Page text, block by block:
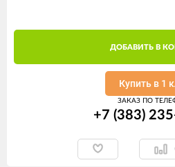
ДОБАВИТЬ В
Купить в 1
ЗАКАЗ ПО
+7 (383)